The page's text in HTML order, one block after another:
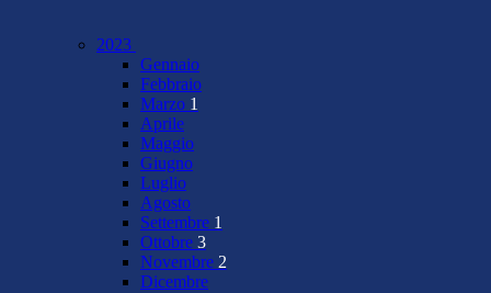
2023
Gennaio
Febbraio
Marzo 1
Aprile
Maggio
Giugno
Luglio
Agosto
Settembre 1
Ottobre 3
Novembre 2
Dicembre